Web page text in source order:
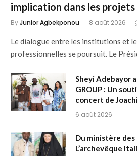
implication dans les projets
ByJunior Agbekponou 8 août 2026
Le dialogue entre les institutions et
professionnelles se poursuit. Le
Sheyi Adebayor
GROUP : Un
concert de
6 août 2026
Du ministère des
L’archevêque